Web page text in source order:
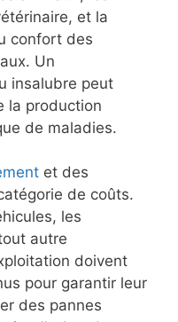
et la
confort des
Un
insalubre peut
la production
de maladies.
et des
de coûts.
les
autre
doivent
pour garantir leur
des pannes